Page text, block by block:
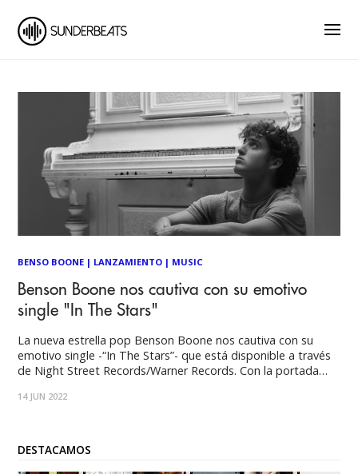
BENSO BOONE | LANZAMIENTO | MUSIC
Benson Boone nos cautiva con su emotivo
single "In The Stars"
La nueva estrella pop Benson Boone nos cautiva con su
emotivo single -“In The Stars”- que está disponible a través
de Night Street Records/Warner Records. Con la portada
la letra, la balada muestra a
14 JUN 2022
DESTACAMOS